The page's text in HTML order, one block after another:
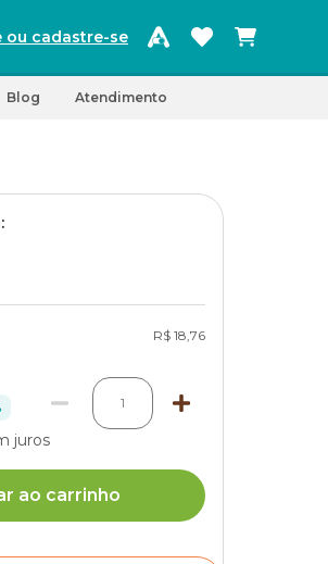
ou cadastre-se
Blog Atendimento
R$ 18,76
1
juros
ao carrinho